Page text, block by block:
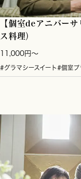
【個室deアニバー
ス料理）
11,000円～
#グラマシースイート#個室プ